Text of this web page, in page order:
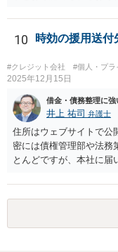
10 時効の援用送
#クレジット会社 #個人・プラ
2025年12月15日
借金・債務整理に強
井上 祐司 弁護士
住所はウェブサイトで公
密には債権管理部や法務
とんどですが、本社に届
すのが通例です。 なお
債権者として表示されて
が、同社が貸付や立替
Cコンシューマーファイ